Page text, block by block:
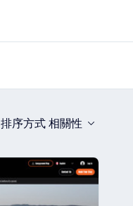
排序方式 相關性